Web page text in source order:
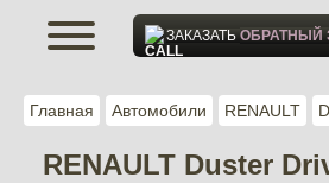
Главная Автомобили RENAULT
RENAULT Duster
ЗАКАЗАТЬОБРАТНЫЙ